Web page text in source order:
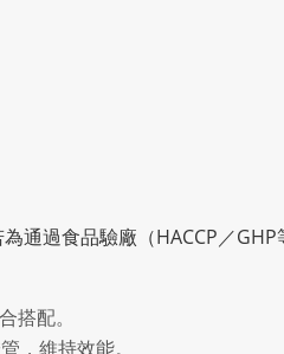
通過食品驗廠（HACCP／
搭配。
，維持效能。